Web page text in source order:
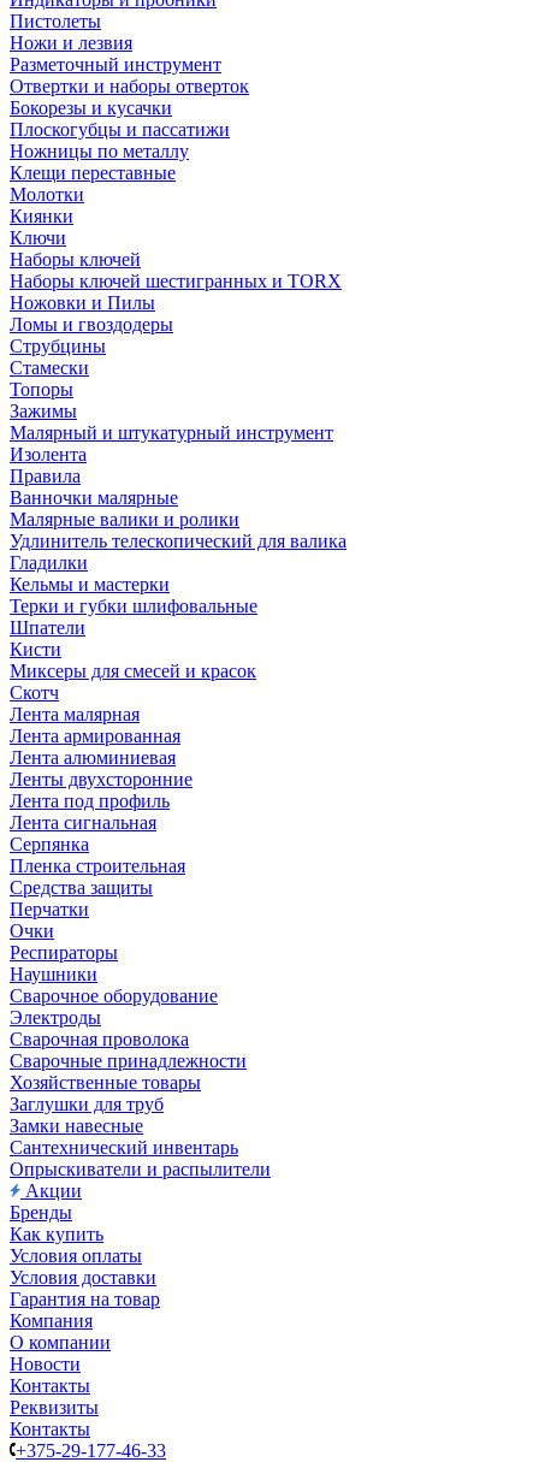
Пистолеты
Ножи и лезвия
Разметочный инструмент
Отвертки и наборы отверток
Бокорезы и кусачки
Плоскогубцы и пассатижи
Ножницы по металлу
Клещи переставные
Молотки
Киянки
Ключи
Наборы ключей
Наборы ключей шестигранных и TORX
Ножовки и Пилы
Ломы и гвоздодеры
Струбцины
Стамески
Топоры
Зажимы
Малярный и штукатурный инструмент
Изолента
Правила
Ванночки малярные
Малярные валики и ролики
Удлинитель телескопический для валика
Гладилки
Кельмы и мастерки
Терки и губки шлифовальные
Шпатели
Кисти
Миксеры для смесей и красок
Скотч
Лента малярная
Лента армированная
Лента алюминиевая
Ленты двухсторонние
Лента под профиль
Лента сигнальная
Серпянка
Пленка строительная
Средства защиты
Перчатки
Очки
Респираторы
Наушники
Сварочное оборудование
Электроды
Сварочная проволока
Сварочные принадлежности
Хозяйственные товары
Заглушки для труб
Замки навесные
Сантехнический инвентарь
Опрыскиватели и распылители
Акции
Бренды
Как купить
Условия оплаты
Условия доставки
Гарантия на товар
Компания
О компании
Новости
Контакты
Реквизиты
Контакты
+375-29-177-46-33